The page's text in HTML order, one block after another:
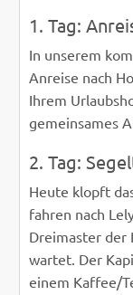
1. Tag:
In unserem
Anreise nach
Ihrem
gemeinsames
2. Tag:
Heute klopft
fahren nach
Dreimaster der
wartet. Der
einem Kaffee/